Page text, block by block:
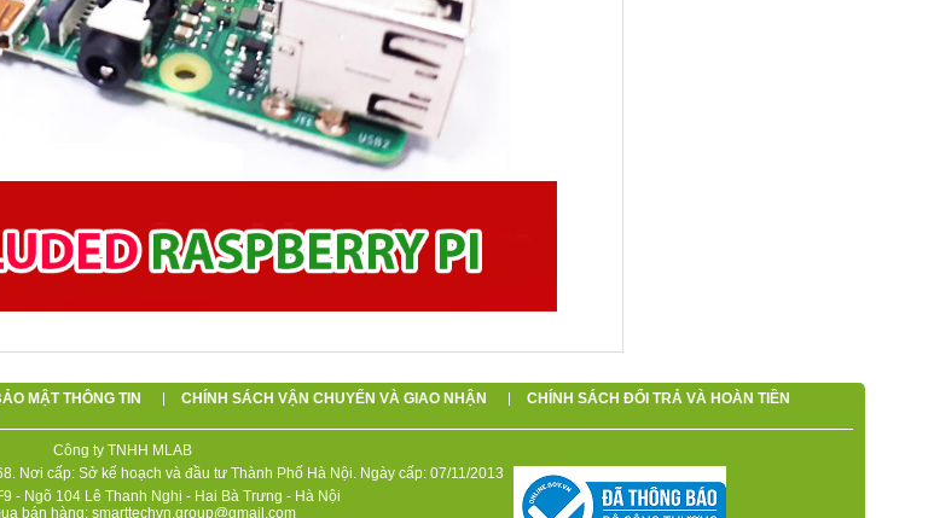
MẬT THÔNG TIN CHÍNH SÁCH VẬN CHUYỂN VÀ GIAO NHẬN CHÍNH SÁCH ĐỔI TRẢ VÀ HOÀN TIỀN
Công ty TNHH MLAB
Nơi cấp: Sở kế hoạch và đầu tư Thành Phố Hà Nội. Ngày cấp: 07/11/2013
- Ngõ 104 Lê Thanh Nghị - Hai Bà Trưng - Hà Nội
bán hàng: smarttechvn.group@gmail.com